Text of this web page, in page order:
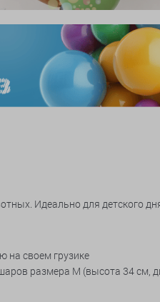
Идеально для детского
на своем грузике
размера М (высота 34 см,